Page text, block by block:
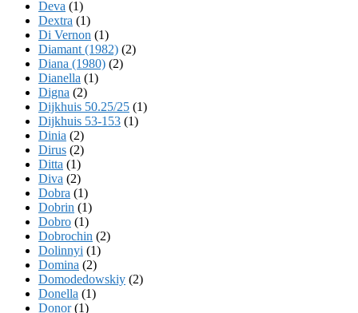
Deva (1)
Dextra (1)
Di Vernon (1)
Diamant (1982) (2)
Diana (1980) (2)
Dianella (1)
Digna (2)
Dijkhuis 50.25/25 (1)
Dijkhuis 53-153 (1)
Dinia (2)
Dirus (2)
Ditta (1)
Diva (2)
Dobra (1)
Dobrin (1)
Dobro (1)
Dobrochin (2)
Dolinnyi (1)
Domina (2)
Domodedowskiy (2)
Donella (1)
Donor(1)